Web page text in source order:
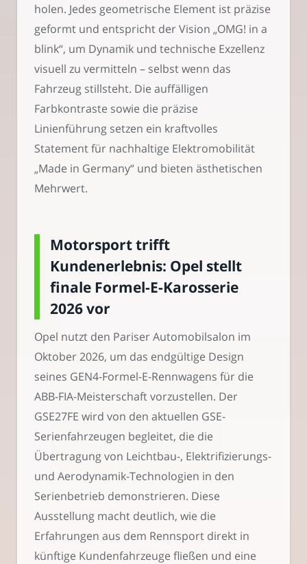
holen. Jedes geometrische Element ist präzise
geformt und entspricht der Vision „OMG! in a
blink“, um Dynamik und technische Exzellenz
visuell zu vermitteln – selbst wenn das
Fahrzeug stillsteht. Die auffälligen
Farbkontraste sowie die präzise
Linienführung setzen ein kraftvolles
Statement für nachhaltige Elektromobilität
„Made in Germany“ und bieten ästhetischen
Mehrwert.
Motorsport trifft
Kundenerlebnis: Opel stellt
finale Formel-E-Karosserie
2026 vor
Opel nutzt den Pariser Automobilsalon im
Oktober 2026, um das endgültige Design
seines GEN4-Formel-E-Rennwagens für die
ABB-FIA-Meisterschaft vorzustellen. Der
GSE27FE wird von den aktuellen GSE-
Serienfahrzeugen begleitet, die die
Übertragung von Leichtbau-, Elektrifizierungs-
und Aerodynamik-Technologien in den
Serienbetrieb demonstrieren. Diese
Ausstellung macht deutlich, wie die
Erfahrungen aus dem Rennsport direkt in
künftige Kundenfahrzeuge fließen und eine